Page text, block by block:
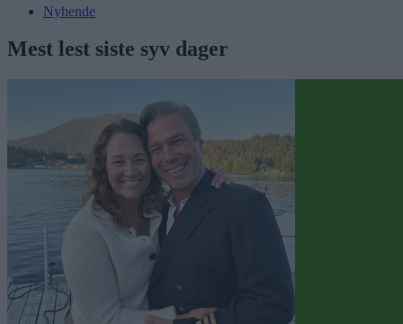
Nyhende
Mest lest siste syv dager